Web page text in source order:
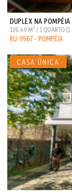
DUPLEX NA
126.49 M2 / 1 QUARTO
RU: 9967 - POMPÉIA